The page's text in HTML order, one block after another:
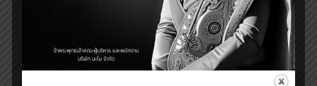
AGESUP
฿38,000.00